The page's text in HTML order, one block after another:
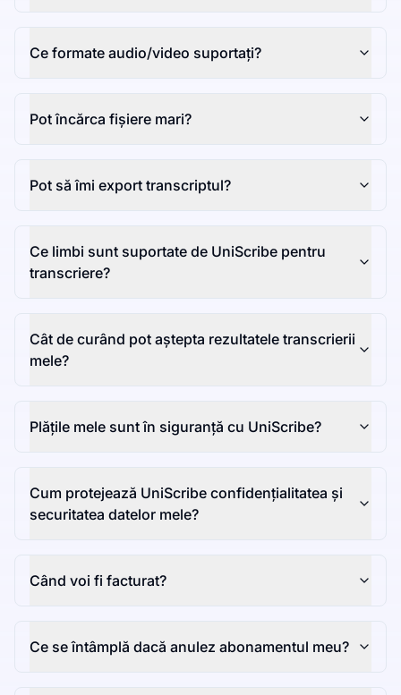
Ce formate audio/video suportați?
Pot încărca fișiere mari?
Pot să îmi export transcriptul?
Ce limbi sunt suportate de UniScribe pentru
transcriere?
Cât de curând pot aștepta rezultatele transcrierii
mele?
Plățile mele sunt în siguranță cu UniScribe?
Cum protejează UniScribe confidențialitatea și
securitatea datelor mele?
Când voi fi facturat?
Ce se întâmplă dacă anulez abonamentul meu?